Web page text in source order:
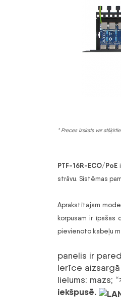
* Preces izskats var
PTF-16R-ECO/PoE
strāvu. Sistēmas
Aprakstītajam
korpusam ir īpašas
pievienoto kabeļu
panelis ir
Ierīce
lielums: mazs;
iekšpusē.